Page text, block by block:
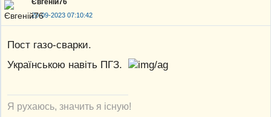
Євгеній76
20-09-2023 07:10:42
Пост газо-сварки.
Українською навіть ПГЗ.
Я рухаюсь, значить я існую!